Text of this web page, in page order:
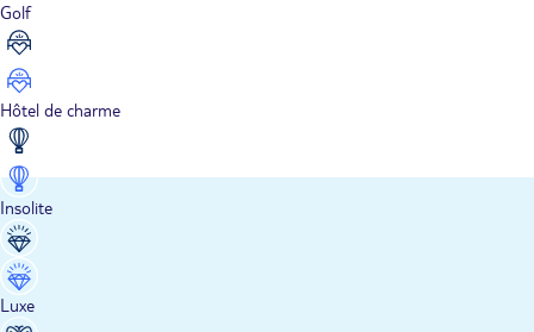
Golf
Hôtel de charme
Insolite
Luxe